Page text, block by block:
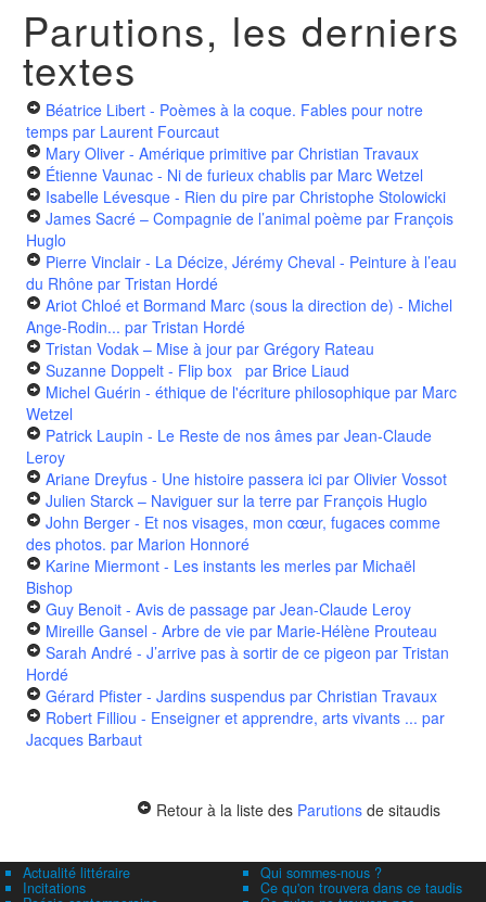
Parutions, les derniers
textes
Béatrice Libert - Poèmes à la coque. Fables pour notre
temps par Laurent Fourcaut
Mary Oliver - Amérique primitive par Christian Travaux
Étienne Vaunac - Ni de furieux chablis par Marc Wetzel
Isabelle Lévesque - Rien du pire par Christophe Stolowicki
James Sacré – Compagnie de l’animal poème par François
Huglo
Pierre Vinclair - La Décize, Jérémy Cheval - Peinture à l’eau
du Rhône par Tristan Hordé
Ariot Chloé et Bormand Marc (sous la direction de) - Michel
Ange-Rodin... par Tristan Hordé
Tristan Vodak – Mise à jour par Grégory Rateau
Suzanne Doppelt - Flip box par Brice Liaud
Michel Guérin - éthique de l'écriture philosophique par Marc
Wetzel
Patrick Laupin - Le Reste de nos âmes par Jean-Claude
Leroy
Ariane Dreyfus - Une histoire passera ici par Olivier Vossot
Julien Starck – Naviguer sur la terre par François Huglo
John Berger - Et nos visages, mon cœur, fugaces comme
des photos. par Marion Honnoré
Karine Miermont - Les instants les merles par Michaël
Bishop
Guy Benoit - Avis de passage par Jean-Claude Leroy
Mireille Gansel - Arbre de vie par Marie-Hélène Prouteau
Sarah André - J’arrive pas à sortir de ce pigeon par Tristan
Hordé
Gérard Pfister - Jardins suspendus par Christian Travaux
Robert Filliou - Enseigner et apprendre, arts vivants ... par
Jacques Barbaut
Retour à la liste des Parutions de sitaudis
Actualité littéraire
Incitations
Qui sommes-nous ?
Ce qu'on trouvera dans ce taudis